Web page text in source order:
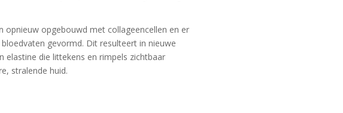
opnieuw opgebouwd met collageencellen en er
gevormd. Dit resulteert in nieuwe
elastine die littekens en rimpels zichtbaar
stralende huid.